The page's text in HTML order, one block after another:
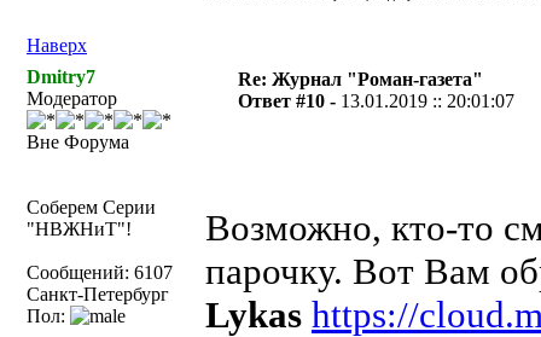
Наверх
Dmitry7
Модератор
Вне Форума
Соберем Серии
"НВЖНиТ"!
Сообщений: 6107
Санкт-Петербург
Пол:
Re: Журнал "Роман-газета"
Ответ #10 - 13.01.2019 :: 20:01:07
Возможно, кто-то
парочку. Вот Вам
Lykas https://